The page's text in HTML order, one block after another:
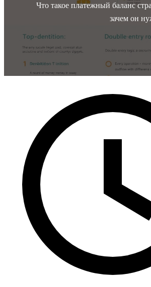
Что такое платежный баланс
зачем он